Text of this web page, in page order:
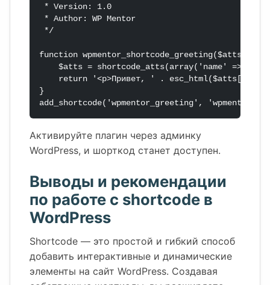
* Version: 1.0
* Author: WP Mentor
*/
function wpmentor_shortcode_greeting($atts) {
$atts = shortcode_atts(array('name' =>
return '<p>Привет, ' .
}
Активируйте плагин через админку
WordPress, и шорткод станет доступен.
Выводы и рекомендации
по работе с shortcode в
WordPress
Shortcode — это простой и гибкий способ
добавить интерактивные и динамические
элементы на сайт WordPress. Создавая